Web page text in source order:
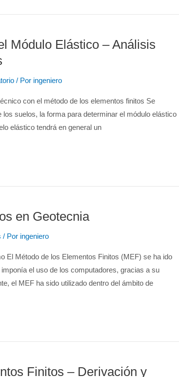
Módulo Elástico – Análisis
/ Por ingeniero
con el método de los elementos finitos Se
suelos, la forma para determinar el módulo elástico
elástico tendrá en general un
en Geotecnia
/ Por ingeniero
El Método de los Elementos Finitos (MEF) se ha ido
el uso de los computadores, gracias a su
el MEF ha sido utilizado dentro del ámbito de
Finitos – Derivación y